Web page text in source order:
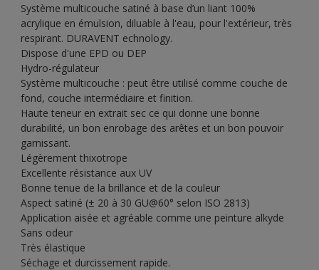
Système multicouche satiné à base d’un liant 100%
acrylique en émulsion, diluable à l'eau, pour l'extérieur, très
respirant. DURAVENT echnology.
Dispose d'une EPD ou DEP
Hydro-régulateur
Système multicouche : peut être utilisé comme couche de
fond, couche intermédiaire et finition.
Haute teneur en extrait sec ce qui donne une bonne
durabilité, un bon enrobage des arêtes et un bon pouvoir
garnissant.
Légèrement thixotrope
Excellente résistance aux UV
Bonne tenue de la brillance et de la couleur
Aspect satiné (± 20 à 30 GU@60° selon ISO 2813)
Application aisée et agréable comme une peinture alkyde
Sans odeur
Très élastique
Séchage et durcissement rapide.